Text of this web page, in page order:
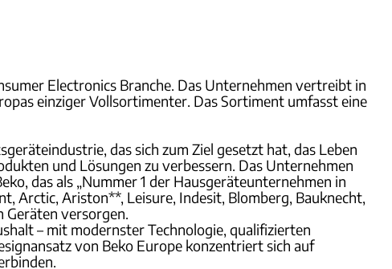
Electronics Branche. Das Unternehmen vertreibt in
einziger Vollsortimenter. Das Sortiment umfasst eine
das sich zum Ziel gesetzt hat, das Leben
und Lösungen zu verbessern. Das Unternehmen
das als „Nummer 1 der Hausgeräteunternehmen in
Arctic, Ariston**, Leisure, Indesit, Blomberg, Bauknecht,
Geräten versorgen.
– mit modernster Technologie, qualifizierten
von Beko Europe konzentriert sich auf